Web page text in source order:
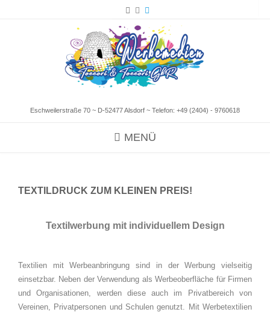
Eschweilerstraße 70 ~ D-52477 Alsdorf ~ Telefon: +49 (2404) - 9760618
MENÜ
TEXTILDRUCK ZUM KLEINEN PREIS!
Textilwerbung mit individuellem Design
Textilien mit Werbeanbringung sind in der Werbung vielseitig
einsetzbar. Neben der Verwendung als Werbeoberfläche für Firmen
und Organisationen, werden diese auch im Privatbereich von
Vereinen, Privatpersonen und Schulen genutzt. Mit Werbetextilien